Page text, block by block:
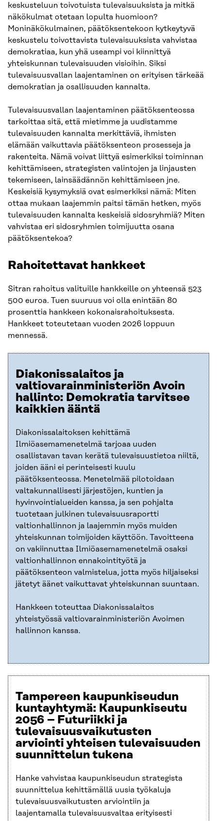
keskusteluun toivotuista tulevaisuuksista ja mitkä
näkökulmat otetaan lopulta huomioon?
Moninäkökulmainen, päätöksentekoon kytkeytyvä
keskustelu toivottavista tulevaisuuksista vahvistaa
demokratiaa, kun yhä useampi voi kiinnittyä
yhteiskunnan tulevaisuuden visioihin. Siksi
tulevaisuusvallan laajentaminen on erityisen tärkeää
demokratian ja osallisuuden kannalta.
Tulevaisuusvallan laajentaminen päätöksenteossa
tarkoittaa sitä, että mietimme ja uudistamme
tulevaisuuden kannalta merkittäviä, ihmisten
elämään vaikuttavia päätöksenteon prosesseja ja
rakenteita. Nämä voivat liittyä esimerkiksi toiminnan
kehittämiseen, strategisten valintojen ja linjausten
tekemiseen, lainsäädännön kehittämiseen jne.
Keskeisiä kysymyksiä ovat esimerkiksi nämä: Miten
ottaa mukaan laajemmin paitsi tämän hetken, myös
tulevaisuuden kannalta keskeisiä sidosryhmiä? Miten
vahvistaa eri sidosryhmien toimijuutta osana
päätöksentekoa?
Rahoitettavat hankkeet
Sitran rahoitus valituille hankkeille on yhteensä 523
500 euroa. Tuen suuruus voi olla enintään 80
prosenttia hankkeen kokonaisrahoituksesta.
Hankkeet toteutetaan vuoden 2026 loppuun
mennessä.
Diakonissalaitos ja
valtiovarainministeriön Avoin
hallinto: Demokratia tarvitsee
kaikkien ääntä
Diakonissalaitoksen kehittämä
Ilmiöasemamenetelmä tarjoaa uuden
osallistavan tavan kerätä tulevaisuustietoa niiltä,
joiden ääni ei perinteisesti kuulu
päätöksenteossa. Menetelmää pilotoidaan
valtakunnallisesti järjestöjen, kuntien ja
hyvinvointialueiden kanssa, ja sen pohjalta
tuotetaan julkinen tulevaisuusraportti
valtionhallinnon ja laajemmin myös muiden
yhteiskunnan toimijoiden käyttöön. Tavoitteena
on vakiinnuttaa Ilmiöasemamenetelmä osaksi
valtionhallinnon ennakointityötä ja
päätöksenteon valmistelua, jotta myös hiljaiseksi
jätetyt äänet vaikuttavat yhteiskunnan suuntaan.
Hankkeen toteuttaa Diakonissalaitos
yhteistyössä valtiovarainministeriön Avoimen
hallinnon kanssa.
Tampereen kaupunkiseudun
kuntayhtymä: Kaupunkiseutu
2056 – Futuriikki ja
tulevaisuusvaikutusten
arviointi yhteisen tulevaisuuden
suunnittelun tukena
Hanke vahvistaa kaupunkiseudun strategista
suunnittelua kehittämällä uusia työkaluja
tulevaisuusvaikutusten arviointiin ja
laajentamalla tulevaisuusvaltaa erityisesti